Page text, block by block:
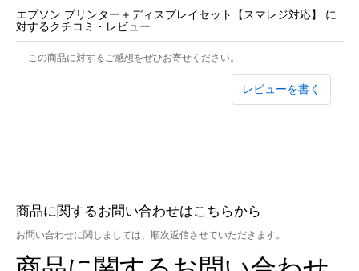
エプソン プリンター＋ディスプレイセット【スマレジ対応】 に
対するクチコミ・レビュー
この商品に対するご感想をぜひお寄せください。
レビューを書く
商品に関するお問い合わせはこちらから
お問い合わせに関しましては、順次返信させていただきます。